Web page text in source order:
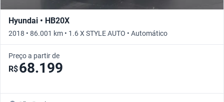
Hyundai • HB20X
2018 • 86.001 km • 1.6 X STYLE AUTO • Automático
Preço a partir de
R$68.199